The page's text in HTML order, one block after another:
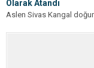
Olarak Atandı
Aslen Sivas Kangal